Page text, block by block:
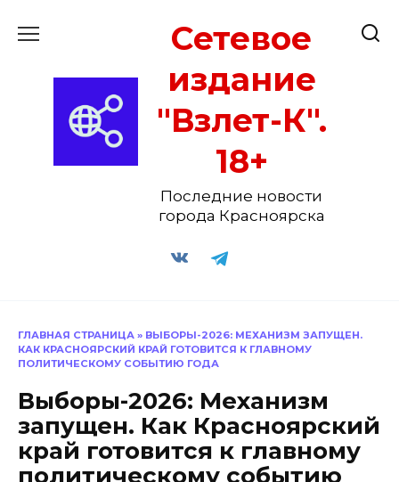
Сетевое
издание
"Взлет-К".
18+
Последние новости
города Красноярска
ГЛАВНАЯ СТРАНИЦА » ВЫБОРЫ-2026: МЕХАНИЗМ ЗАПУЩЕН.
КАК КРАСНОЯРСКИЙ КРАЙ ГОТОВИТСЯ К ГЛАВНОМУ
ПОЛИТИЧЕСКОМУ СОБЫТИЮ ГОДА
Выборы-2026: Механизм
запущен. Как Красноярский
край готовится к главному
политическому событию